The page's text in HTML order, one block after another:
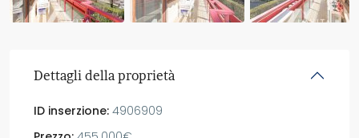
Dettagli della proprietà
ID inserzione: 4906909